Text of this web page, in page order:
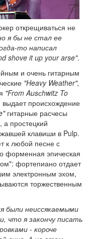
открещиваться не
я бы не стал ее
то написал
shove it up your arse".
и очень гитарным
"Heavy Weather",
"From Ausсhwitz To
выдает происхождение
гитарные расчесы
простецкий
клавиши в Pulp.
к любой песне с
форменная эпическая
фортепиано отдает
электронным эхом,
торжественным
были неиссякаемыми
что я закончу писать
- короче